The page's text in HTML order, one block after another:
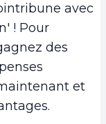
avec
! Pour
des
et